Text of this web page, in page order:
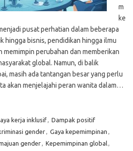
m
ke
pusat perhatian dalam beberapa
hingga bisnis, pendidikan hingga ilmu
perubahan dan memberikan
global. Namun, di balik
masih ada tantangan besar yang perlu
akan menjelajahi peran wanita dalam…
kerja inklusif, Dampak positif
gender, Gaya kepemimpinan ,
gender, Kepemimpinan global,